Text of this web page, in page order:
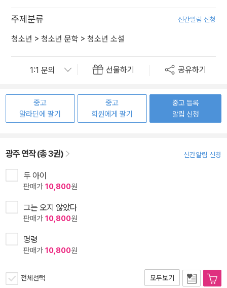
주제분류 신간알림 신청
청소년 > 청소년 문학 > 청소년 소설
선물하기 공유하기
중고
알라딘에 팔기
중고
회원에게 팔기
중고 등록
알림 신청
광주 연작 (총 3권) 신간알림 신청
두 아이
판매가 10,800원
그는 오지 않았다
판매가 10,800원
명령
판매가 10,800원
전체선택 모두보기